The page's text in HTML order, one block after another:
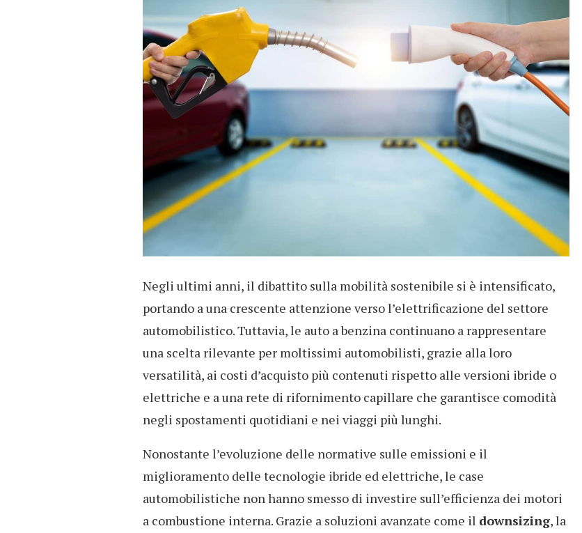
Negli ultimi anni, il dibattito sulla mobilità sostenibile si è intensificato,
portando a una crescente attenzione verso l’elettrificazione del settore
automobilistico. Tuttavia, le auto a benzina continuano a rappresentare
una scelta rilevante per moltissimi automobilisti, grazie alla loro
versatilità, ai costi d’acquisto più contenuti rispetto alle versioni ibride o
elettriche e a una rete di rifornimento capillare che garantisce comodità
negli spostamenti quotidiani e nei viaggi più lunghi.
Nonostante l’evoluzione delle normative sulle emissioni e il
miglioramento delle tecnologie ibride ed elettriche, le case
automobilistiche non hanno smesso di investire sull’efficienza dei motori
a combustione interna. Grazie a soluzioni avanzate come il downsizing, la